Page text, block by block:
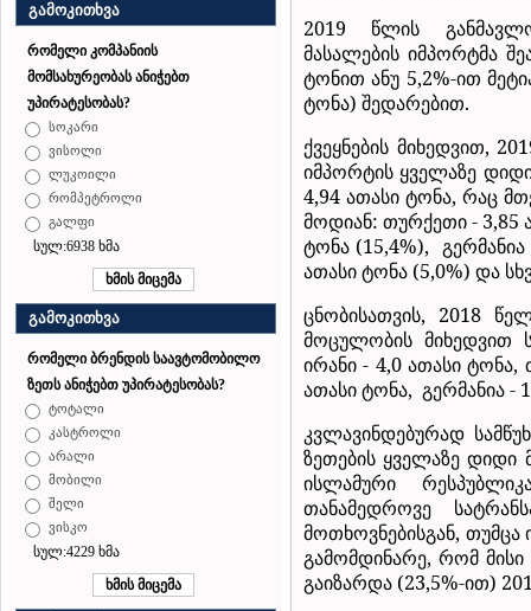
გამოკითხვა
რომელი კომპანიის
მომსახურეობას ანიჭებთ
უპირატესობას?
სოკარი
ვისოლი
ლუკოილი
რომპეტროლი
გალფი
სულ:6938 ხმა
გამოკითხვა
რომელი ბრენდის საავტომობილო
ზეთს ანიჭებთ უპირატესობას?
ტოტალი
კასტროლი
არალი
მობილი
შელი
ვისკო
სულ:4229 ხმა
2019 წლის
მასალების იმპორტმა
ტონით ანუ 5,2%-ით
ტონა) შედარებით.
ქვეყნების მიხედვით,
იმპორტის ყველაზე
4,94 ათასი ტონა, რაც
მოდიან: თურქეთი - 3,85
ტონა (15,4%),
ათასი ტონა (5,0%) და
ცნობისათვის, 2018
მოცულობის მიხედვით
ირანი - 4,0 ათასი
ათასი ტონა, გერმანია -
კვლავინდებურად
ზეთების ყველაზე
ისლამური
თანამედროვე
მოთხოვნებისგან, თუმცა
გამომდინარე, რომ
გაიზარდა (23,5%-ით)